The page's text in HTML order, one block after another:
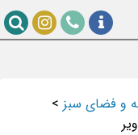
و فضای سبز>